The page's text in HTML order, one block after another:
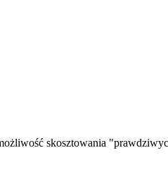
skosztowania